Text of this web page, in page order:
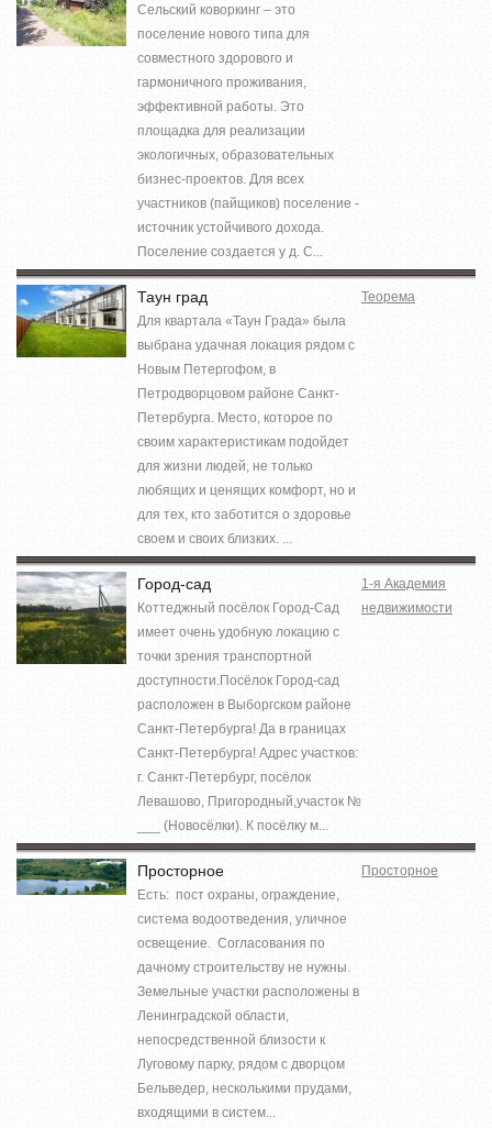
Сельский коворкинг – это
поселение нового типа для
совместного здорового и
гармоничного проживания,
эффективной работы. Это
площадка для реализации
экологичных, образовательных
бизнес-проектов. Для всех
участников (пайщиков) поселение -
источник устойчивого дохода.
Поселение создается у д. С...
Таун град
Для квартала «Таун Града» была
выбрана удачная локация рядом с
Новым Петергофом, в
Петродворцовом районе Санкт-
Петербурга. Место, которое по
своим характеристикам подойдет
для жизни людей, не только
любящих и ценящих комфорт, но и
для тех, кто заботится о здоровье
своем и своих близких. ...
Теорема
Город-сад
Коттеджный посёлок Город-Сад
имеет очень удобную локацию с
точки зрения транспортной
доступности.Посёлок Город-сад
расположен в Выборгском районе
Санкт-Петербурга! Да в границах
Санкт-Петербурга! Адрес участков:
г. Санкт-Петербург, посёлок
Левашово, Пригородный,участок №
___ (Новосёлки). К посёлку м...
1-я Академия
недвижимости
Просторное
Есть: пост охраны, ограждение,
система водоотведения, уличное
освещение. Согласования по
дачному строительству не нужны.
Земельные участки расположены в
Ленинградской области,
непосредственной близости к
Луговому парку, рядом с дворцом
Бельведер, несколькими прудами,
входящими в систем...
Просторное